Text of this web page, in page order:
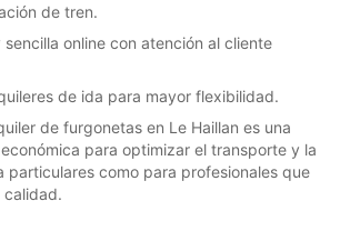
de tren.
online con atención al cliente
de ida para mayor flexibilidad.
de furgonetas en Le Haillan es una
para optimizar el transporte y la
particulares como para profesionales que
calidad.